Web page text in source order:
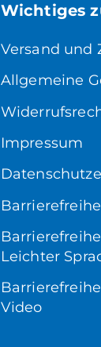
Wichtiges
Versand und
Allgemeine
Impressum
Leichter
Video